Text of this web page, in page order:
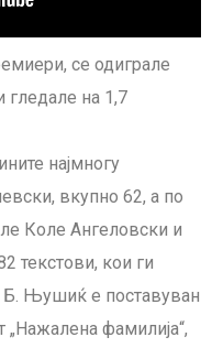
се одиграле
гледале на 1,7
најмногу
вкупно 62, а по
Коле Ангеловски и
текстови, кои ги
Њушиќ е поставуван
„Нажалена фамилија“,